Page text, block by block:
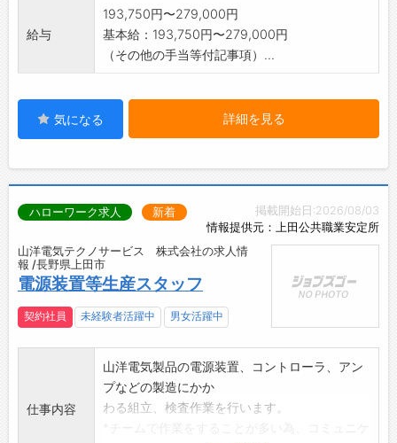
給与
193,750円〜279,000円
基本給：193,750円〜279,000円
（その他の手当等付記事項）...
気になる 詳細を見る
掲載開始日:2026/08/03
情報提供元：上田公共職業安定所
ハローワーク求人 新着
山洋電気テクノサービス 株式会社の求人情
報 /長野県上田市
電源装置等生産スタッフ
契約社員 未経験者活躍中 男女活躍中
仕事内容
山洋電気製品の電源装置、コントローラ、アン
プなどの製造にかか
わる組立、検査作業を行います。